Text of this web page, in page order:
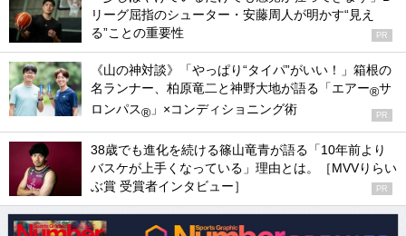
リーグ屈指のシューター・安藤周人が明かす“見え
る”ことの重要性
PR
《山の神対談》「やっぱり“タイパ”がいい！」箱根の
名ランナー、柏原竜二と神野大地が語る「エアー®サ
ロンパス® 」×コンディショニング術 PR
38歳でも進化を続ける篠山竜青が語る「10年前より
バスケが上手くなっている」理由とは。［MVVりらい
ぶ賞 受賞者インタビュー］
PR